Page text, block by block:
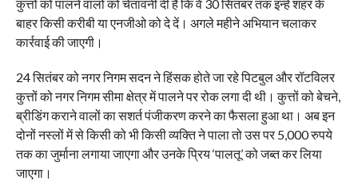
कुत्तों को पालने वालों को चेतावनी दी है कि वे 30 सितंबर तक इन्हें शहर के
बाहर किसी करीबी या एनजीओ को दे दें। अगले महीने अभियान चलाकर
कार्रवाई की जाएगी।
24 सितंबर को नगर निगम सदन ने हिंसक होते जा रहे पिटबुल और रॉटविलर
कुत्तों को नगर निगम सीमा क्षेत्र में पालने पर रोक लगा दी थी। कुत्तों को बेचने,
ब्रीडिंग कराने वालों का सशर्त पंजीकरण करने का फैसला हुआ था। अब इन
दोनों नस्लों में से किसी को भी किसी व्यक्ति ने पाला तो उस पर 5,000 रुपये
तक का जुर्माना लगाया जाएगा और उनके प्रिय ‘पालतू’ को जब्त कर लिया
जाएगा।